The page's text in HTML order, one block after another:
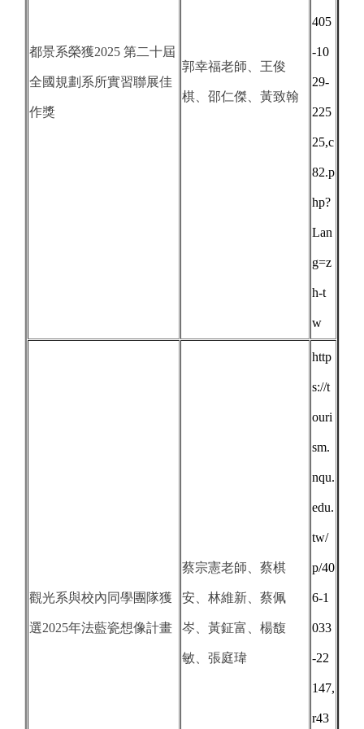
都景系榮獲2025 第二十屆
全國規劃系所實習聯展佳
作獎
郭幸福老師、王俊
棋、邵仁傑、黃致翰
405
-10
29-
225
25,c
82.p
hp?
Lan
g=z
h-t
w
觀光系與校內同學團隊獲
選2025年法藍瓷想像計畫
蔡宗憲老師、蔡棋
安、林維新、蔡佩
岑、黃鉦富、楊馥
敏、張庭瑋
http
s://t
ouri
sm.
nqu.
edu.
tw/
p/40
6-1
033
-22
147,
r43